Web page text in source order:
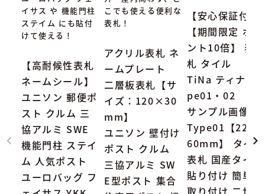
イサス や 機能門柱
ステイム にも貼付
けて使える！
【高耐候性表札
ネームシール】
ユニソン 郵便ポ
スト クルム 三
協アルミ SWE
機能門柱 ステイ
ム 人気ポスト
ユーロバッグ フ
こでも使える便利な
表札！
アクリル表札 ネ
ームプレート
二層板表札【サ
イズ：120×30
mm】
ユニソン 壁付け
ポスト クルム
三協アルミ SW
E型ポスト 集合
【安心保証付】
【期間限定 ポイ
ント10倍】 表
札 タイル
TiNa ティナ Ty
pe01・02
サンプル画像：
Type01【227×
60mm】 タイル
表札 国産タイル
貼り付け 簡単
取り付け 二世帯